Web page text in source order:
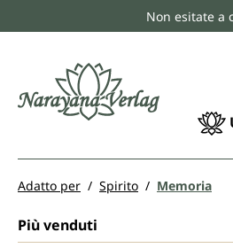
Passa allaNon esitate a
Adatto per Spirito Memoria
Più venduti